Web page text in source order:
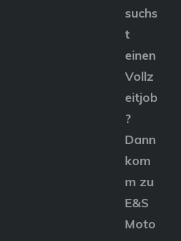
suchs
t
einen
Vollz
eitjob
?
Dann
kom
m zu
E&S
Moto